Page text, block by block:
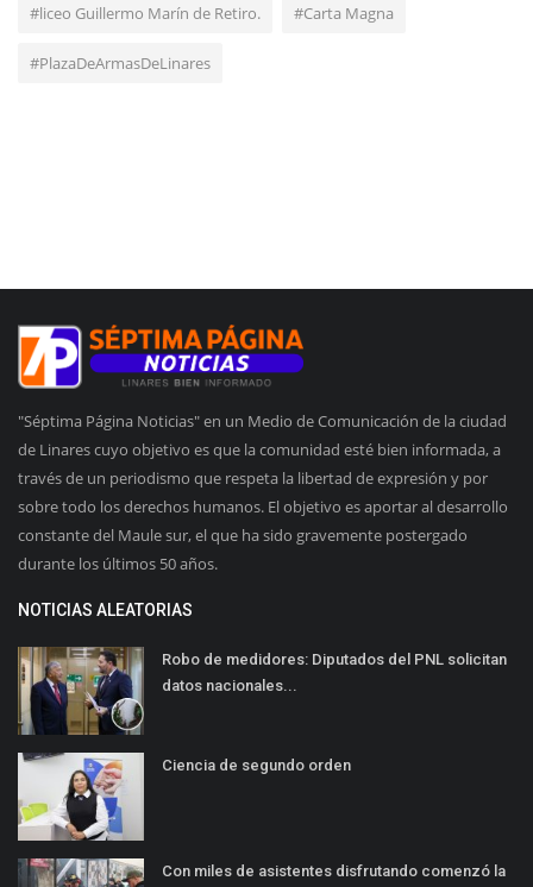
#liceo Guillermo Marín de Retiro. #Carta Magna
#PlazaDeArmasDeLinares
"Séptima Página Noticias" en un Medio de Comunicación de la ciudad
de Linares cuyo objetivo es que la comunidad esté bien informada, a
través de un periodismo que respeta la libertad de expresión y por
sobre todo los derechos humanos. El objetivo es aportar al desarrollo
constante del Maule sur, el que ha sido gravemente postergado
durante los últimos 50 años.
NOTICIAS ALEATORIAS
Robo de medidores: Diputados del PNL solicitan
datos nacionales...
Ciencia de segundo orden
Con miles de asistentes disfrutando comenzó la